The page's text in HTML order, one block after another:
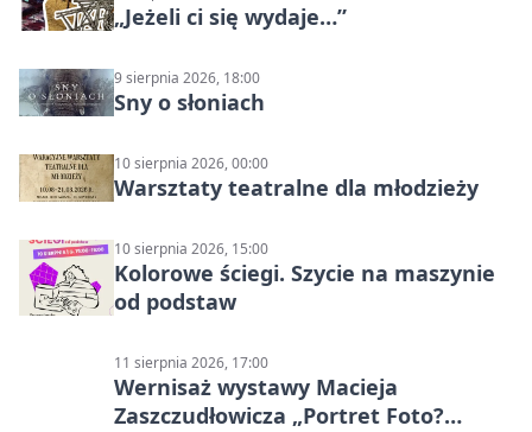
„Jeżeli ci się wydaje…”
9 sierpnia 2026, 18:00
Sny o słoniach
10 sierpnia 2026, 00:00
Warsztaty teatralne dla młodzieży
10 sierpnia 2026, 15:00
Kolorowe ściegi. Szycie na maszynie
od podstaw
11 sierpnia 2026, 17:00
Wernisaż wystawy Macieja
Zaszczudłowicza „Portret Foto?